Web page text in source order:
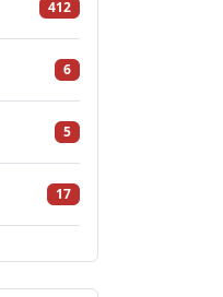
412
6
5
17